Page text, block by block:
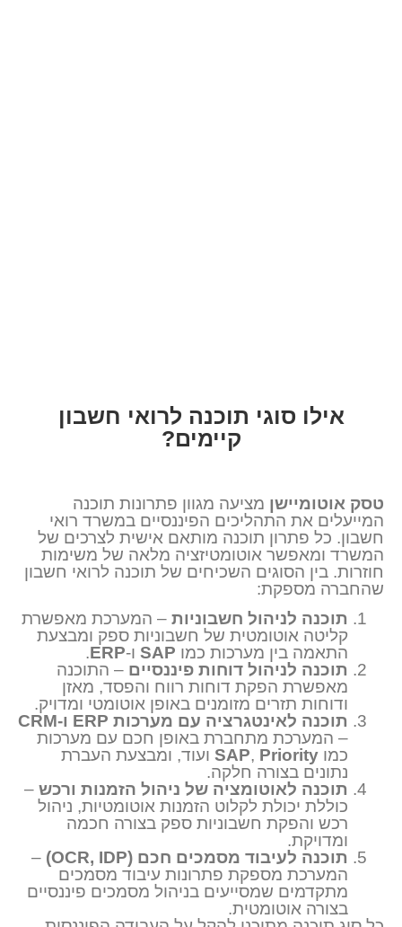
אילו סוגי תוכנה לרואי חשבון
קיימים?
טסק אוטומיישן מציעה מגוון פתרונות תוכנה
המייעלים את התהליכים הפיננסיים במשרד רואי
חשבון. כל פתרון תוכנה מותאם אישית לצרכים של
המשרד ומאפשר אוטומטיזציה מלאה של משימות
חוזרות. בין הסוגים השכיחים של תוכנה לרואי חשבון
שהחברה מספקת:
תוכנה לניהול חשבוניות – המערכת מאפשרת
קליטה אוטומטית של חשבוניות ספק ומבצעת
התאמה בין מערכות כמו SAP ו-ERP
.
תוכנה לניהול דוחות פיננסיים – התוכנה
מאפשרת הפקת דוחות רווח והפסד, מאזן
ודוחות תזרים מזומנים באופן אוטומטי ומדויק.
תוכנה לאינטגרציה עם מערכות ERP ו-CRM
– המערכת מתחברת באופן חכם עם מערכות
כמו
SAP, Priority
ועוד, ומבצעת העברת
נתונים בצורה חלקה.
תוכנה לאוטומציה של ניהול הזמנות ורכש –
כוללת יכולת לקלוט הזמנות אוטומטיות, ניהול
רכש והפקת חשבוניות ספק בצורה חכמה
ומדויקת.
תוכנה לעיבוד מסמכים חכם (OCR, IDP)
–
המערכת מספקת פתרונות עיבוד מסמכים
מתקדמים שמסייעים בניהול מסמכים פיננסיים
בצורה אוטומטית.